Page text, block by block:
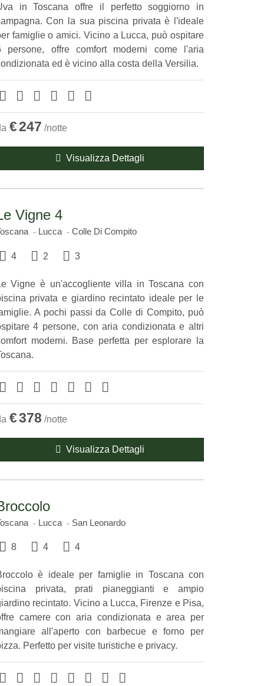
in Toscana offre il perfetto soggiorno in
Con la sua piscina privata è l'ideale
famiglie o amici. Vicino a Lucca, può ospitare
persone, offre comfort moderni come l'aria
ed è vicino alla costa della Versilia.
€247 /notte
Visualizza Dettagli
Vigne 4
Lucca Colle Di Compito
4 2 3
Vigne è un'accogliente villa in Toscana con
privata e giardino recintato ideale per le
A pochi passi da Colle di Compito, può
4 persone, con aria condizionata e altri
moderni. Base perfetta per esplorare la
€378 /notte
Visualizza Dettagli
Lucca San Leonardo
8 4 4
è ideale per famiglie in Toscana con
privata, prati pianeggianti e ampio
recintato. Vicino a Lucca, Firenze e Pisa,
camere con aria condizionata e area per
all'aperto con barbecue e forno per
Perfetto per visite turistiche e privacy.